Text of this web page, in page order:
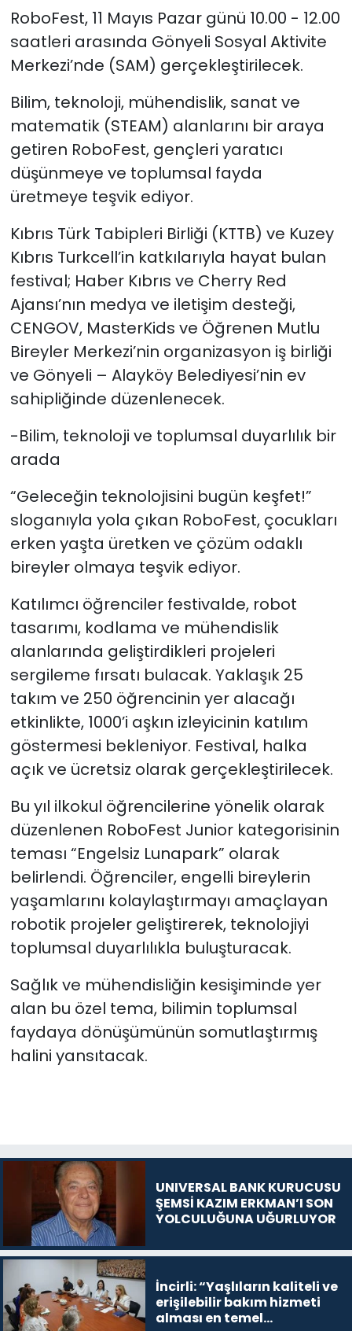
RoboFest, 11 Mayıs Pazar günü 10.00 - 12.00
saatleri arasında Gönyeli Sosyal Aktivite
Merkezi’nde (SAM) gerçekleştirilecek.
Bilim, teknoloji, mühendislik, sanat ve
matematik (STEAM) alanlarını bir araya
getiren RoboFest, gençleri yaratıcı
düşünmeye ve toplumsal fayda
üretmeye teşvik ediyor.
Kıbrıs Türk Tabipleri Birliği (KTTB) ve Kuzey
Kıbrıs Turkcell’in katkılarıyla hayat bulan
festival; Haber Kıbrıs ve Cherry Red
Ajansı’nın medya ve iletişim desteği,
CENGOV, MasterKids ve Öğrenen Mutlu
Bireyler Merkezi’nin organizasyon iş birliği
ve Gönyeli – Alayköy Belediyesi’nin ev
sahipliğinde düzenlenecek.
-Bilim, teknoloji ve toplumsal duyarlılık bir
arada
“Geleceğin teknolojisini bugün keşfet!”
sloganıyla yola çıkan RoboFest, çocukları
erken yaşta üretken ve çözüm odaklı
bireyler olmaya teşvik ediyor.
Katılımcı öğrenciler festivalde, robot
tasarımı, kodlama ve mühendislik
alanlarında geliştirdikleri projeleri
sergileme fırsatı bulacak. Yaklaşık 25
takım ve 250 öğrencinin yer alacağı
etkinlikte, 1000’i aşkın izleyicinin katılım
göstermesi bekleniyor. Festival, halka
açık ve ücretsiz olarak gerçekleştirilecek.
Bu yıl ilkokul öğrencilerine yönelik olarak
düzenlenen RoboFest Junior kategorisinin
teması “Engelsiz Lunapark” olarak
belirlendi. Öğrenciler, engelli bireylerin
yaşamlarını kolaylaştırmayı amaçlayan
robotik projeler geliştirerek, teknolojiyi
toplumsal duyarlılıkla buluşturacak.
Sağlık ve mühendisliğin kesişiminde yer
alan bu özel tema, bilimin toplumsal
faydaya dönüşümünün somutlaştırmış
halini yansıtacak.
UNIVERSAL BANK KURUCUSU
ŞEMSİ KAZIM ERKMAN’I SON
YOLCULUĞUNA UĞURLUYOR
İncirli: “Yaşlıların kaliteli ve
erişilebilir bakım hizmeti
alması en temel